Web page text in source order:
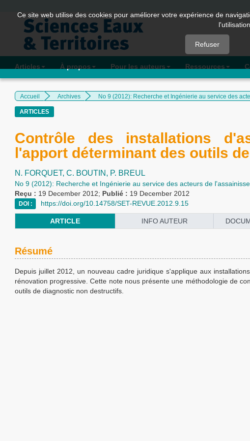
Quick
jump
page
content
Navigation
Main
Content
Articles À propos Pour les auteurs Ressources
Accueil Archives No 9 (2012): Recherche et Ingénierie au service des
ARTICLES
Contrôle des installations
l'apport déterminant des outils
N. FORQUET, C. BOUTIN, P. BREUL
No 9 (2012): Recherche et Ingénierie au service des acteurs de
Reçu : 19 December 2012; Publié : 19 December 2012
DOI : https://doi.org/10.14758/SET-REVUE.2012.9.15
ARTICLE INFO AUTEUR
Résumé
Depuis juillet 2012, un nouveau cadre juridique s'applique aux
rénovation progressive. Cette note nous présente une méthodologie de
outils de diagnostic non destructifs.
Ce site web utilise des cookies pour améliorer votre expérience de
Refuser